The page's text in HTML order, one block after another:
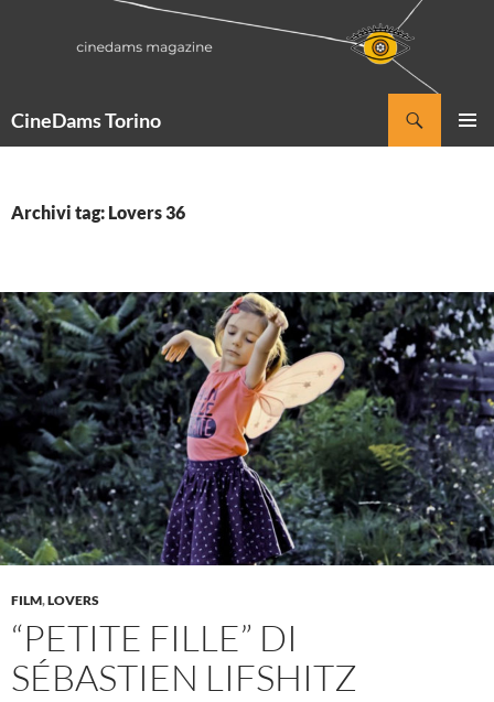
CineDams Torino
Archivi tag: Lovers 36
FILM,LOVERS
“PETITE FILLE” DI
SÉBASTIEN LIFSHITZ